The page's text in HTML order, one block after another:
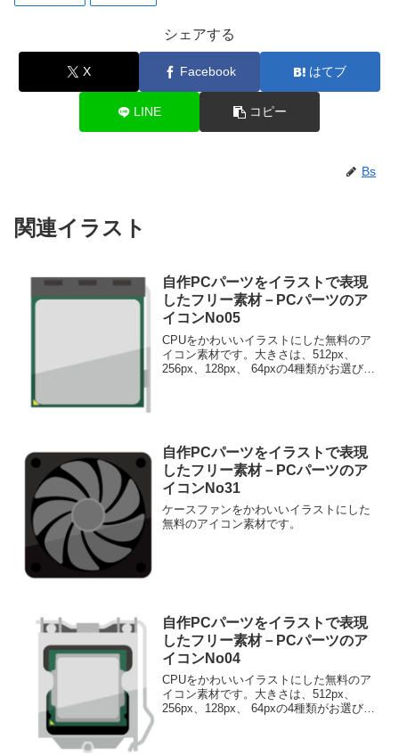
シェアする
X Facebook はてブ
LINE コピー
Bs
関連イラスト
自作PCパーツをイラストで表現
したフリー素材－PCパーツのア
イコンNo05
CPUをかわいいイラストにした無料のア
イコン素材です。大きさは、512px、
256px、128px、 64pxの4種類がお選びい
自作PCパーツをイラストで表現
したフリー素材－PCパーツのア
イコンNo31
ケースファンをかわいいイラストにした
無料のアイコン素材です。
自作PCパーツをイラストで表現
したフリー素材－PCパーツのア
イコンNo04
CPUをかわいいイラストにした無料のア
イコン素材です。大きさは、512px、
256px、128px、 64pxの4種類がお選びい